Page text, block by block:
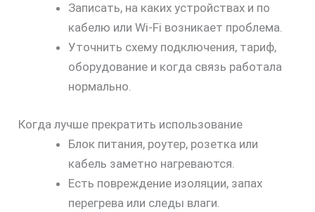
Записать, на каких устройствах и по
кабелю или Wi‑Fi возникает проблема.
Уточнить схему подключения, тариф,
оборудование и когда связь работала
нормально.
Когда лучше прекратить использование
Блок питания, роутер, розетка или
кабель заметно нагреваются.
Есть повреждение изоляции, запах
перегрева или следы влаги.